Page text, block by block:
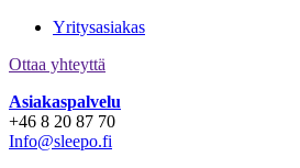
Yritysasiakas
Ottaa yhteyttä
Asiakaspalvelu
+46 8 20 87 70
Info@sleepo.fi